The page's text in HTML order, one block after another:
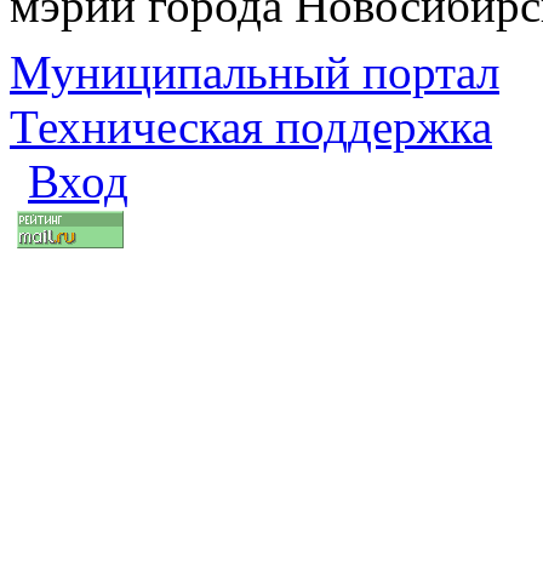
Муниципальный портал
Техническая поддержка
Вход